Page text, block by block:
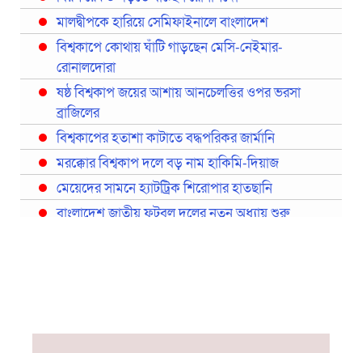
মালদ্বীপকে হারিয়ে সেমিফাইনালে বাংলাদেশ
বিশ্বকাপে কোথায় ঘাঁটি গাড়ছেন মেসি-নেইমার-
রোনালদোরা
ষষ্ঠ বিশ্বকাপ জয়ের আশায় আনচেলত্তির ওপর ভরসা
ব্রাজিলের
বিশ্বকাপের হতাশা কাটাতে বদ্ধপরিকর জার্মানি
মরক্কোর বিশ্বকাপ দলে বড় নাম হাকিমি-দিয়াজ
মেয়েদের সামনে হ্যাটট্রিক শিরোপার হাতছানি
বাংলাদেশ জাতীয় ফুটবল দলের নতুন অধ্যায় শুরু
সরিয়ে নিয়েছে ইরান